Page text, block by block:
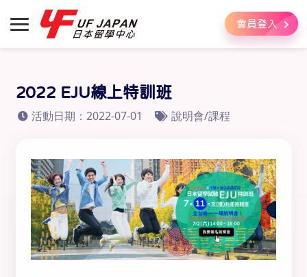
會員登入
2022 EJU線上特訓班
活動日期：2022-07-01 說明會/課程